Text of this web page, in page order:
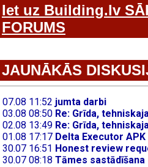
Iet uz Building.lv
FORUMS
JAUNĀKĀS